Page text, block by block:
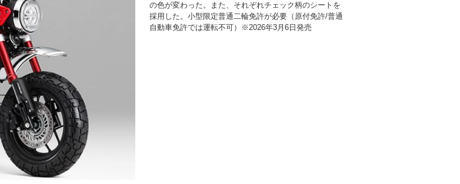
の色が変わった。また、それぞれチェック柄のシートを
採用した。小型限定普通二輪免許が必要（原付免許/普通
自動車免許では運転不可）※2026年3月6日発売